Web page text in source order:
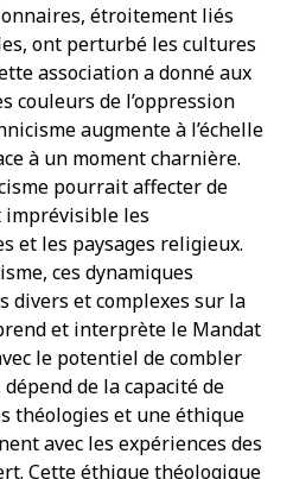
étroitement liés
ont perturbé les cultures
association a donné aux
couleurs de l’oppression
augmente à l’échelle
à un moment charnière.
pourrait affecter de
imprévisible les
et les paysages religieux.
ces dynamiques
divers et complexes sur la
et interprète le Mandat
le potentiel de combler
de la capacité de
théologies et une éthique
avec les expériences des
Cette éthique théologique